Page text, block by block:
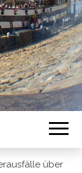
über